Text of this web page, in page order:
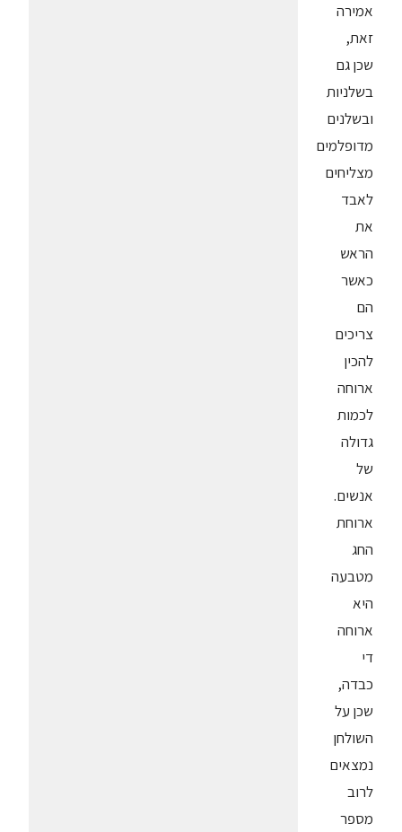
אמירה
זאת,
שכן גם
בשלניות
ובשלנים
מדופלמים
מצליחים
לאבד
את
הראש
כאשר
הם
צריכים
להכין
ארוחה
לכמות
גדולה
של
אנשים.
ארוחת
החג
מטבעה
היא
ארוחה
די
כבדה,
שכן על
השולחן
נמצאים
לרוב
מספר